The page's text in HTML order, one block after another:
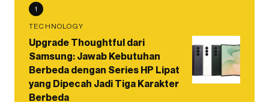
1
TECHNOLOGY
Upgrade Thoughtful dari
Samsung: Jawab Kebutuhan
Berbeda dengan Series HP Lipat
yang Dipecah Jadi Tiga Karakter
Berbeda